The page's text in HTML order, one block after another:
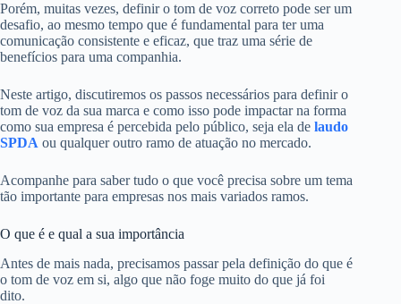
Porém, muitas vezes, definir o tom de voz correto pode ser um
desafio, ao mesmo tempo que é fundamental para ter uma
comunicação consistente e eficaz, que traz uma série de
benefícios para uma companhia.
Neste artigo, discutiremos os passos necessários para definir o
tom de voz da sua marca e como isso pode impactar na forma
como sua empresa é percebida pelo público, seja ela de laudo
SPDA ou qualquer outro ramo de atuação no mercado.
Acompanhe para saber tudo o que você precisa sobre um tema
tão importante para empresas nos mais variados ramos.
O que é e qual a sua importância
Antes de mais nada, precisamos passar pela definição do que é
o tom de voz em si, algo que não foge muito do que já foi
dito.